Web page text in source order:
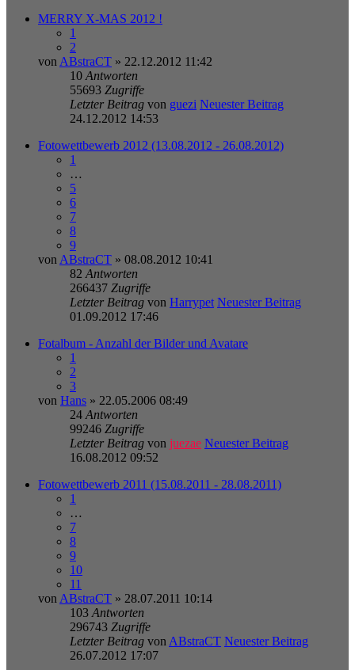
MERRY X-MAS 2012 !
1
2
vonABstraCT » 22.12.2012 11:42
10Antworten
55693 Zugriffe
Letzter Beitrag von guezi Neuester Beitrag
24.12.2012 14:53
Fotowettbewerb 2012 (13.08.2012 - 26.08.2012)
1
…
5
6
7
8
9
vonABstraCT » 08.08.2012 10:41
82Antworten
266437 Zugriffe
Letzter Beitrag von Harrypet Neuester Beitrag
01.09.2012 17:46
Fotalbum - Anzahl der Bilder und Avatare
1
2
3
von Hans » 22.05.2006 08:49
24Antworten
99246 Zugriffe
Letzter Beitrag von juezae Neuester Beitrag
16.08.2012 09:52
Fotowettbewerb 2011 (15.08.2011 - 28.08.2011)
1
…
7
8
9
10
11
vonABstraCT » 28.07.2011 10:14
103Antworten
296743 Zugriffe
Letzter Beitrag vonABstraCT Neuester Beitrag
26.07.2012 17:07